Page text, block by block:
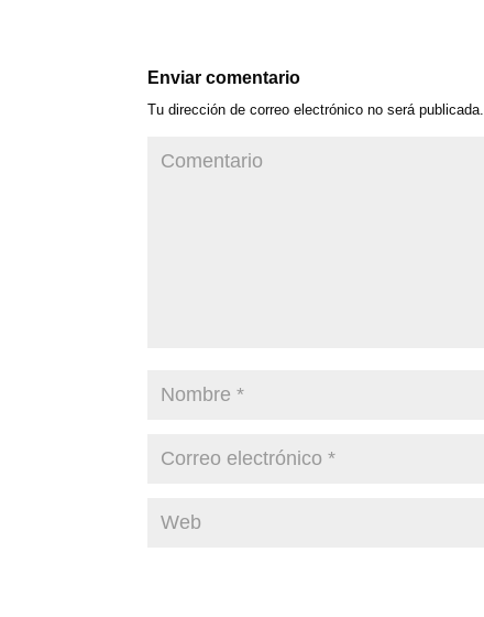
Enviar comentario
Tu dirección de correo electrónico no será publicada.